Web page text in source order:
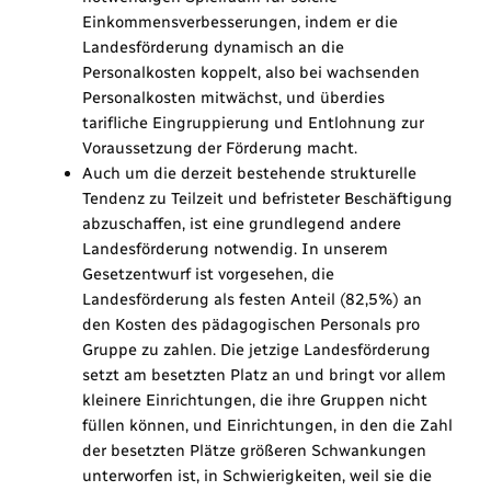
Einkommensverbesserungen, indem er die
Landesförderung dynamisch an die
Personalkosten koppelt, also bei wachsenden
Personalkosten mitwächst, und überdies
tarifliche Eingruppierung und Entlohnung zur
Voraussetzung der Förderung macht.
Auch um die derzeit bestehende strukturelle
Tendenz zu Teilzeit und befristeter Beschäftigung
abzuschaffen, ist eine grundlegend andere
Landesförderung notwendig. In unserem
Gesetzentwurf ist vorgesehen, die
Landesförderung als festen Anteil (82,5%) an
den Kosten des pädagogischen Personals pro
Gruppe zu zahlen. Die jetzige Landesförderung
setzt am besetzten Platz an und bringt vor allem
kleinere Einrichtungen, die ihre Gruppen nicht
füllen können, und Einrichtungen, in den die Zahl
der besetzten Plätze größeren Schwankungen
unterworfen ist, in Schwierigkeiten, weil sie die